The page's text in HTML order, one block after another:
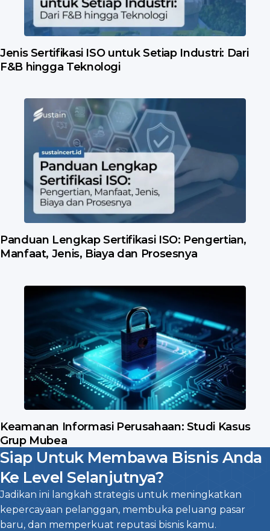
Jenis Sertifikasi ISO untuk Setiap Industri: Dari
F&B hingga Teknologi
Panduan Lengkap Sertifikasi ISO: Pengertian,
Manfaat, Jenis, Biaya dan Prosesnya
Keamanan Informasi Perusahaan: Studi Kasus
Grup Mubea
Siap Untuk Membawa Bisnis Anda
Ke Level Selanjutnya?
Jadikan ini langkah strategis untuk meningkatkan
kepercayaan pelanggan, membuka peluang pasar
baru, dan memperkuat reputasi bisnis kamu.